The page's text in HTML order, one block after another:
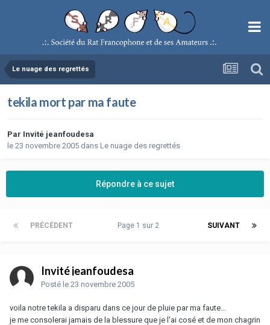
Le nuage des regrettés
tekila mort par ma faute
Par Invité jeanfoudesa
le 23 novembre 2005 dans Le nuage des regrettés
Répondre à ce sujet
PRÉCÉDENT SUIVANT
Page 1 sur 2
Invité jeanfoudesa
Posté le 23 novembre 2005
voila notre tekila a disparu dans ce jour de pluie par ma faute...
je me consolerai jamais de la blessure que je l'ai cosé et de mon chagrin